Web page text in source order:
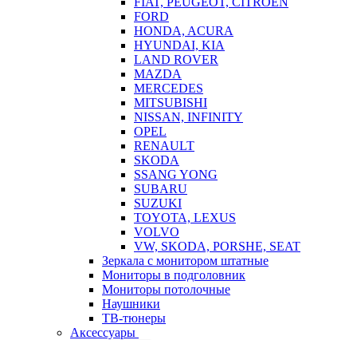
FORD
HONDA, ACURA
HYUNDAI, KIA
LAND ROVER
MAZDA
MERCEDES
MITSUBISHI
NISSAN, INFINITY
OPEL
RENAULT
SKODA
SSANG YONG
SUBARU
SUZUKI
TOYOTA, LEXUS
VOLVO
VW, SKODA, PORSHE, SEAT
Зеркала с монитором штатные
Мониторы в подголовник
Мониторы потолочные
Наушники
ТВ-тюнеры
Аксессуары